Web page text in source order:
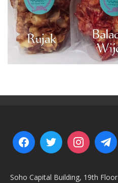
Soho Capital Building, 19th Floor